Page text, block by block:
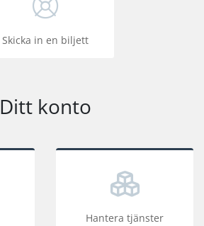
Skicka in en biljett
Ditt konto
Hantera tjänster